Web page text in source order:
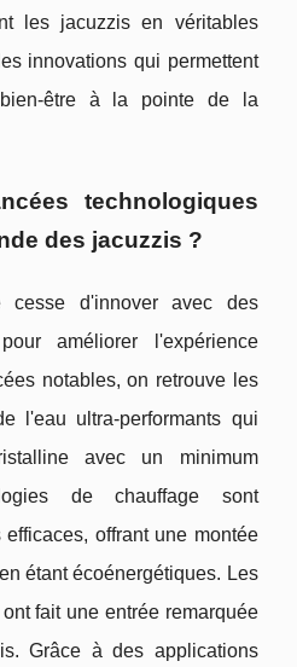
les jacuzzis en véritables
innovations qui permettent
être à la pointe de la
technologiques
des jacuzzis ?
cesse d'innover avec des
améliorer l'expérience
notables, on retrouve les
l'eau ultra-performants qui
avec un minimum
de chauffage sont
offrant une montée
étant écoénergétiques. Les
fait une entrée remarquée
Grâce à des applications